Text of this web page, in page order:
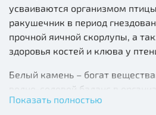
усваиваются организмом
ракушечник в период
прочной яичной скорлупы, а
здоровья костей и клюва у
Белый камень – богат
водно-солевой баланс в
костной ткани.
Показать полностью